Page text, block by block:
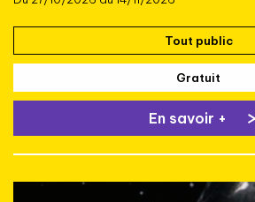
Tout public
Gratuit
En savoir +